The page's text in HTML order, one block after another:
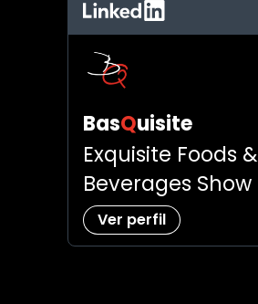
LinkedIn
BasQuisite
Exquisite Foods &
Beverages Show
Ver perfil